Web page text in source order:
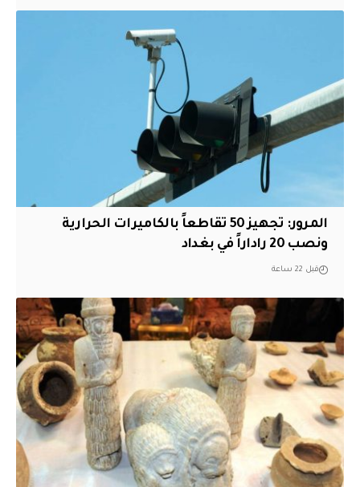
المرور: تجهيز 50 تقاطعاً بالكاميرات الحرارية
ونصب 20 راداراً في بغداد
قبل 22 ساعة